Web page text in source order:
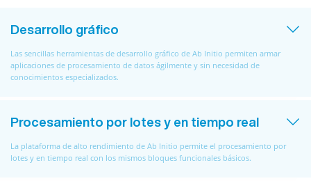
Desarrollo gráfico
Las sencillas herramientas de desarrollo gráfico de Ab Initio permiten armar
aplicaciones de procesamiento de datos ágilmente y sin necesidad de
conocimientos especializados.
Procesamiento por lotes y en tiempo real
La plataforma de alto rendimiento de Ab Initio permite el procesamiento por
lotes y en tiempo real con los mismos bloques funcionales básicos.